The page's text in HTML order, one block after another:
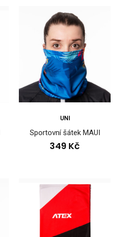
BENE mátový
349 Kč
mátovýSportovní šátky se staly
UNI
Sportovní šátek MAUI
349 Kč